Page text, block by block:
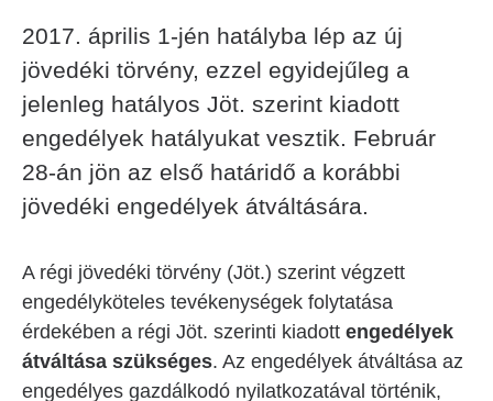
2017. április 1-jén hatályba lép az új
jövedéki törvény, ezzel egyidejűleg a
jelenleg hatályos Jöt. szerint kiadott
engedélyek hatályukat vesztik. Február
28-án jön az első határidő a korábbi
jövedéki engedélyek átváltására.
A régi jövedéki törvény (Jöt.) szerint végzett
engedélyköteles tevékenységek folytatása
érdekében a régi Jöt. szerinti kiadott engedélyek
átváltása szükséges. Az engedélyek átváltása az
engedélyes gazdálkodó nyilatkozatával történik,